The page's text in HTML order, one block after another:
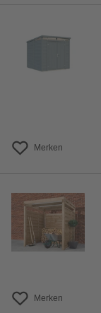
Merken
Merken